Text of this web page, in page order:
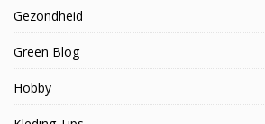
Gezondheid
Green Blog
Hobby